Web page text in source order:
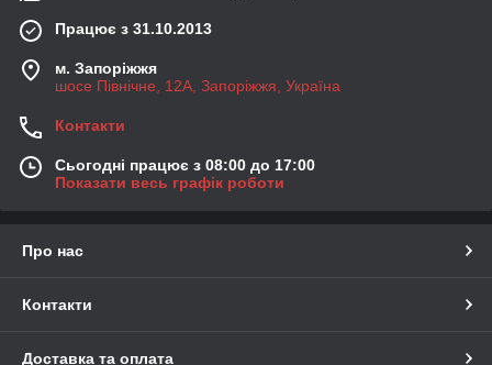
Працює з 31.10.2013
м. Запоріжжя
шосе Північне, 12А, Запоріжжя, Україна
Контакти
Сьогодні працює з 08:00 до 17:00
Показати весь графік роботи
Про нас
Контакти
Доставка та оплата